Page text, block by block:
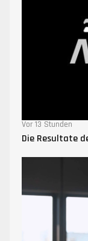
Vor 13 Stunden
Die Resultate